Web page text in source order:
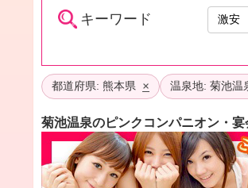
キーワード
都道府県: 熊本県 × 温泉地: 菊池温
菊池温泉のピンクコンパニオン・